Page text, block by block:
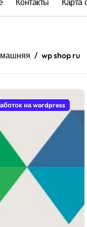
Контакты Карта
wp shop ru
на wordpress